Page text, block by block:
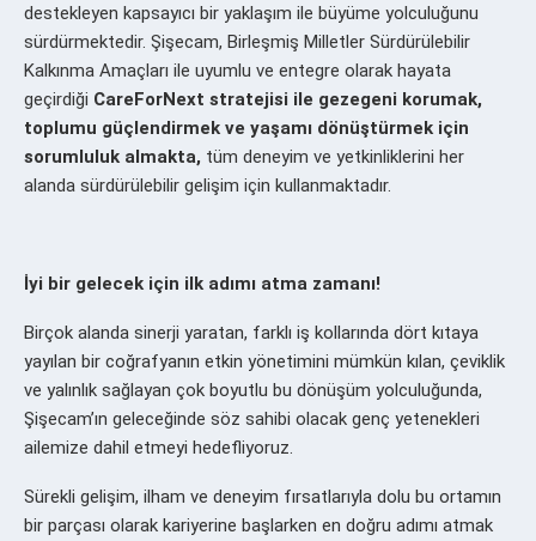
destekleyen kapsayıcı bir yaklaşım ile büyüme yolculuğunu
sürdürmektedir. Şişecam, Birleşmiş Milletler Sürdürülebilir
Kalkınma Amaçları ile uyumlu ve entegre olarak hayata
geçirdiği CareForNext stratejisi ile gezegeni korumak,
toplumu güçlendirmek ve yaşamı dönüştürmek için
sorumluluk almakta, tüm deneyim ve yetkinliklerini her
alanda sürdürülebilir gelişim için kullanmaktadır.
İyi bir gelecek için ilk adımı atma zamanı!
Birçok alanda sinerji yaratan, farklı iş kollarında dört kıtaya
yayılan bir coğrafyanın etkin yönetimini mümkün kılan, çeviklik
ve yalınlık sağlayan çok boyutlu bu dönüşüm yolculuğunda,
Şişecam’ın geleceğinde söz sahibi olacak genç yetenekleri
ailemize dahil etmeyi hedefliyoruz.
Sürekli gelişim, ilham ve deneyim fırsatlarıyla dolu bu ortamın
bir parçası olarak kariyerine başlarken en doğru adımı atmak